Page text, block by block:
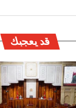
قد يعجبك